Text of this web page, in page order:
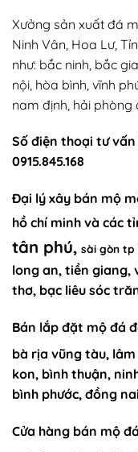
Xưởng sản xuất đá
Ninh Vân, Hoa Lư,
như: bắc ninh, bắc
nội, hòa bình, vĩnh
nam định, hải phòng
Số điện thoại tư vấn
0915.845.168
Đại lý xây bán mộ
hồ chí minh và các
tân phú, sài gòn tp
long an, tiền giang,
thơ, bạc liêu sóc
Bán lắp đặt mộ đá
bà rịa vũng tàu,
kon, bình thuận,
bình phước, đồng
Cửa hàng bán mộ